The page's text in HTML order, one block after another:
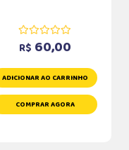
R$ 60,00
ADICIONAR AO CARRINHO
COMPRAR AGORA